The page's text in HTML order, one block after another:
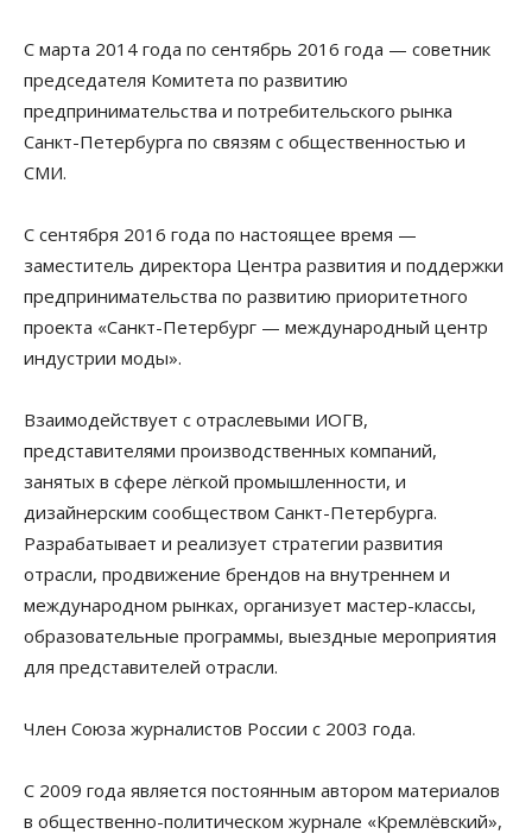
С марта 2014 года по сентябрь 2016 года — советник
председателя Комитета по развитию
предпринимательства и потребительского рынка
Санкт-Петербурга по связям с общественностью и
СМИ.
С сентября 2016 года по настоящее время —
заместитель директора Центра развития и поддержки
предпринимательства по развитию приоритетного
проекта «Санкт-Петербург — международный центр
индустрии моды».
Взаимодействует с отраслевыми ИОГВ,
представителями производственных компаний,
занятых в сфере лёгкой промышленности, и
дизайнерским сообществом Санкт-Петербурга.
Разрабатывает и реализует стратегии развития
отрасли, продвижение брендов на внутреннем и
международном рынках, организует мастер-классы,
образовательные программы, выездные мероприятия
для представителей отрасли.
Член Союза журналистов России с 2003 года.
С 2009 года является постоянным автором материалов
в общественно-политическом журнале «Кремлёвский»,